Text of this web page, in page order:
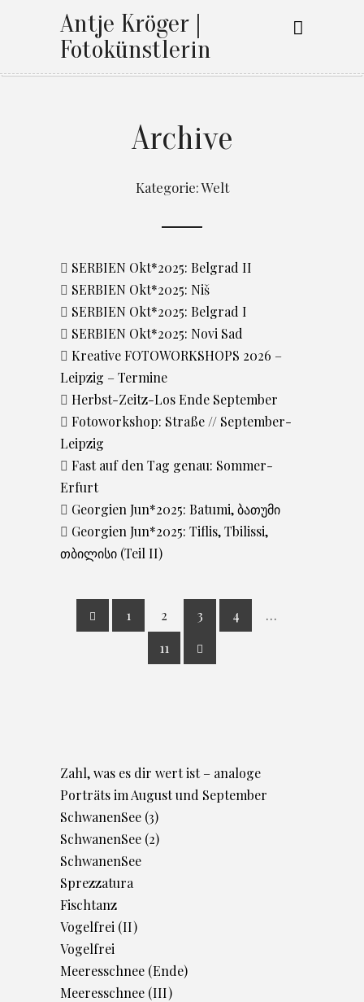
Antje Kröger |
Fotokünstlerin
Archive
Kategorie:Welt
SERBIEN Okt*2025: Belgrad II
SERBIEN Okt*2025: Niš
SERBIEN Okt*2025: Belgrad I
SERBIEN Okt*2025: Novi Sad
Kreative FOTOWORKSHOPS 2026 –
Leipzig – Termine
Herbst-Zeitz-Los Ende September
Fotoworkshop: Straße // September-
Leipzig
Fast auf den Tag genau: Sommer-
Erfurt
Georgien Jun*2025: Batumi, ბათუმი
Georgien Jun*2025: Tiflis, Tbilissi,
თბილისი (Teil II)
1 2 3 4
…
11
Zahl, was es dir wert ist – analoge
Porträts im August und September
SchwanenSee (3)
SchwanenSee (2)
SchwanenSee
Sprezzatura
Fischtanz
Vogelfrei (II)
Vogelfrei
Meeresschnee (Ende)
Meeresschnee (III)